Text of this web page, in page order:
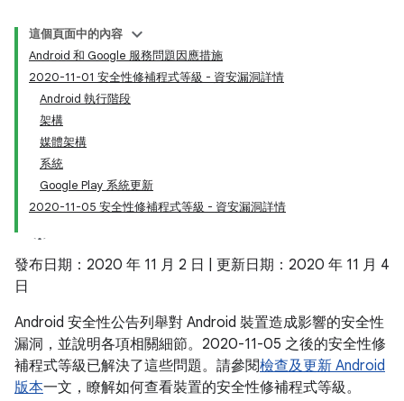
這個頁面中的內容
Android 和 Google 服務問題因應措施
2020-11-01 安全性修補程式等級 - 資安漏洞詳情
Android 執行階段
架構
媒體架構
系統
Google Play 系統更新
2020-11-05 安全性修補程式等級 - 資安漏洞詳情
發布日期：2020 年 11 月 2 日 | 更新日期：2020 年 11 月 4
日
Android 安全性公告列舉對 Android 裝置造成影響的安全性
漏洞，並說明各項相關細節。2020-11-05 之後的安全性修
補程式等級已解決了這些問題。請參閱檢查及更新 Android
版本一文，瞭解如何查看裝置的安全性修補程式等級。